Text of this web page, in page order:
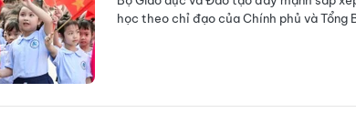
học theo chỉ đạo của Chính phủ và Tổng